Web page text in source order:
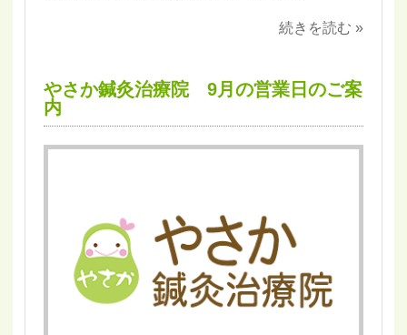
続きを読む »
やさか鍼灸治療院 9月の営業日のご案
内